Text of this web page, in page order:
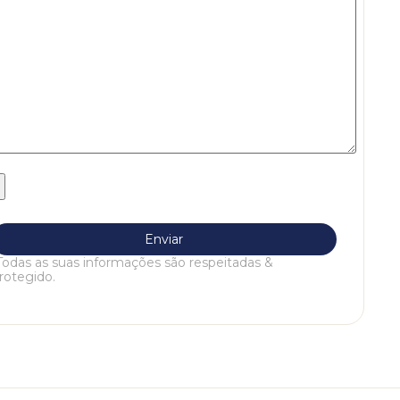
as suas informações são respeitadas &